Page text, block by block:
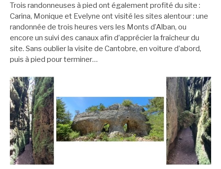
Trois randonneuses à pied ont également profité du site :
Carina, Monique et Evelyne ont visité les sites alentour : une
randonnée de trois heures vers les Monts d’Alban, ou
encore un suivi des canaux afin d’apprécier la fraîcheur du
site. Sans oublier la visite de Cantobre, en voiture d’abord,
puis à pied pour terminer…